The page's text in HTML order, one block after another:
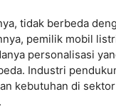
tidak berbeda
pemilik mobil
personalisasi
Industri
kebutuhan di